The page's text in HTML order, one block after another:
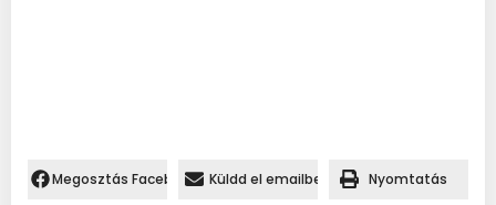
Megosztás Facebookon.Küldd el emailben Nyomtatás